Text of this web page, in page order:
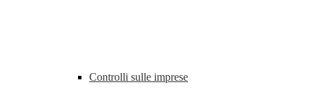
Controlli sulle imprese